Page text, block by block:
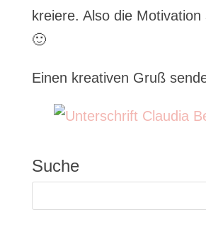
kreiere. Also die Motivation
🙂
Einen kreativen Gruß
Suche